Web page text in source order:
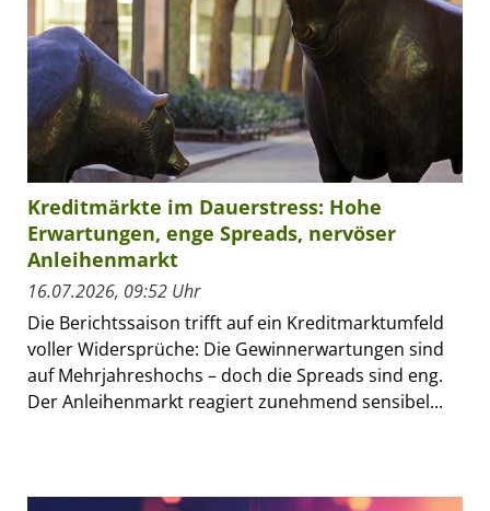
Kreditmärkte im Dauerstress: Hohe
Erwartungen, enge Spreads, nervöser
Anleihenmarkt
16.07.2026, 09:52 Uhr
Die Berichtssaison trifft auf ein Kreditmarktumfeld
voller Widersprüche: Die Gewinnerwartungen sind
auf Mehrjahreshochs – doch die Spreads sind eng.
Der Anleihenmarkt reagiert zunehmend sensibel...